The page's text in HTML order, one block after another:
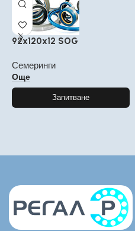
92x120x12 SOG
Семеринги
Още
Запитване